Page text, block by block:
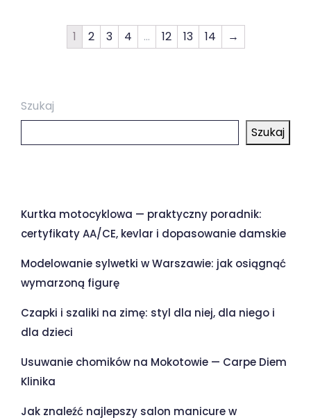
1 2 3 4 … 12 13 14 →
Szukaj
Szukaj
Kurtka motocyklowa — praktyczny poradnik:
certyfikaty AA/CE, kevlar i dopasowanie damskie
Modelowanie sylwetki w Warszawie: jak osiągnąć
wymarzoną figurę
Czapki i szaliki na zimę: styl dla niej, dla niego i
dla dzieci
Usuwanie chomików na Mokotowie — Carpe Diem
Klinika
Jak znaleźć najlepszy salon manicure w